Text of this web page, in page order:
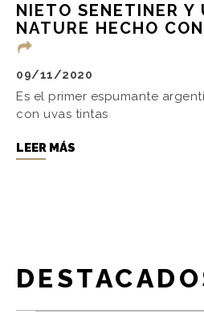
NIETO SENETINER Y
NATURE HECHO
09/11/2020
Es el primer espumante
con uvas tintas
LEER MÁS